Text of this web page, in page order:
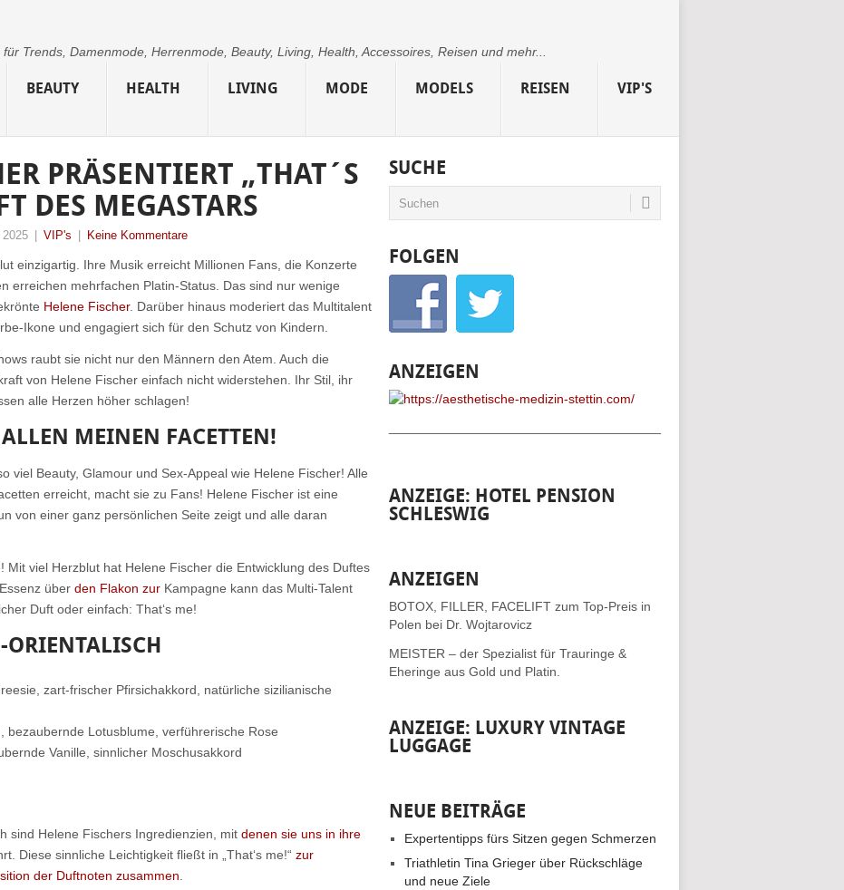
Trends, Damenmode, Herrenmode, Beauty, Living, Health, Accessoires, Reisen und mehr...
BEAUTY HEALTH LIVING MODE MODELS REISEN VIP'S
PRÄSENTIERT „THAT´S
DES MEGASTARS
VIP's Keine Kommentare
einzigartig. Ihre Musik erreicht Millionen Fans, die Konzerte
erreichen mehrfachen Platin-Status. Das sind nur wenige
Helene Fischer. Darüber hinaus moderiert das Multitalent
Ikone und engagiert sich für den Schutz von Kindern.
raubt sie nicht nur den Männern den Atem. Auch die
von Helene Fischer einfach nicht widerstehen. Ihr Stil, ihr
alle Herzen höher schlagen!
MEINEN FACETTEN!
viel Beauty, Glamour und Sex-Appeal wie Helene Fischer! Alle
erreicht, macht sie zu Fans! Helene Fischer ist eine
von einer ganz persönlichen Seite zeigt und alle daran
Mit viel Herzblut hat Helene Fischer die Entwicklung des Duftes
über den Flakon zur Kampagne kann das Multi-Talent
Duft oder einfach: That‘s me!
ORIENTALISCH
zart-frischer Pfirsichakkord, natürliche sizilianische
bezaubernde Lotusblume, verführerische Rose
Vanille, sinnlicher Moschusakkord
sind Helene Fischers Ingredienzien, mit denen sie uns in ihre
Diese sinnliche Leichtigkeit fließt in „That‘s me!“ zur
der Duftnoten zusammen
SUCHE
FOLGEN
ANZEIGEN
ANZEIGE: HOTEL PENSION
SCHLESWIG
ANZEIGEN
BOTOX, FILLER, FACELIFT zum Top-Preis in
Polen bei Dr. Wojtarovicz
MEISTER – der Spezialist für Trauringe &
Eheringe aus Gold und Platin.
ANZEIGE: LUXURY VINTAGE
LUGGAGE
NEUE BEITRÄGE
Expertentipps fürs Sitzen gegen Schmerzen
Triathletin Tina Grieger über Rückschläge
und neue Ziele